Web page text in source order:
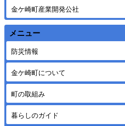
金ケ崎町産業開発公社
メニュー
防災情報
金ケ崎町について
町の取組み
暮らしのガイド